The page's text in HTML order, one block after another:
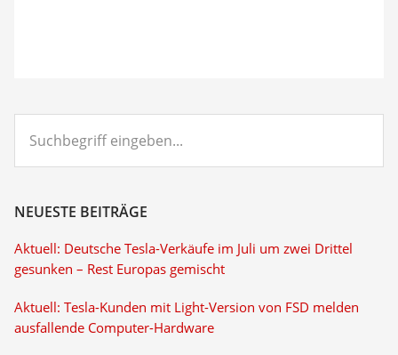
eingeben...
NEUESTE BEITRÄGE
Aktuell: Deutsche Tesla-Verkäufe im Juli um zwei Drittel
gesunken – Rest Europas gemischt
Aktuell: Tesla-Kunden mit Light-Version von FSD melden
ausfallende Computer-Hardware